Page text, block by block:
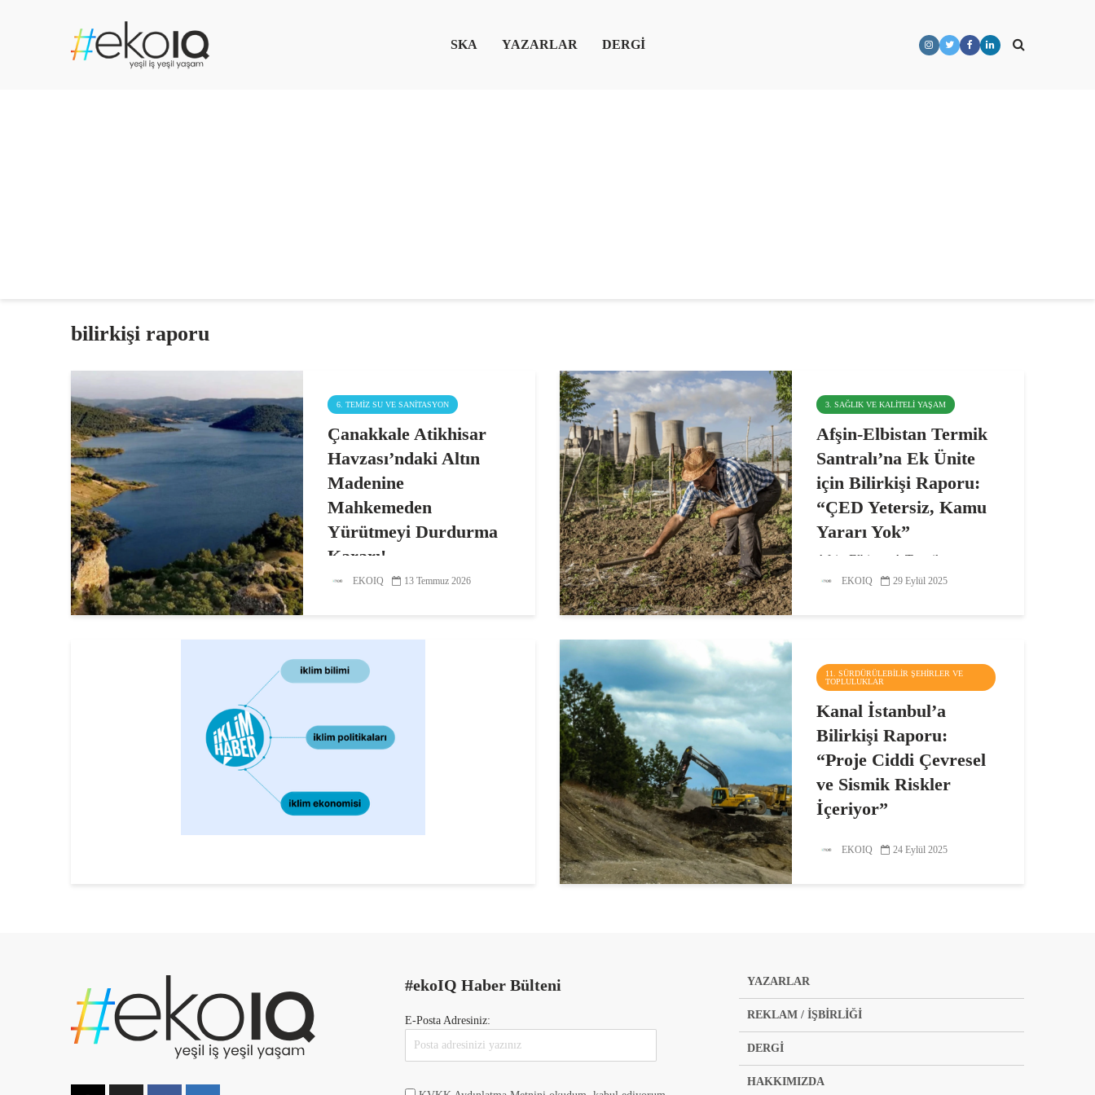
SKA YAZARLAR DERGİ
bilirkişi raporu
6. TEMIZ SU VE SANITASYON
Çanakkale Atikhisar
Havzası’ndaki Altın
Madenine
Mahkemeden
Yürütmeyi Durdurma
Kararı!
Çanakkale 2. İdare Mahkemesi,
kaynağı olan Atikhisar Barajı su
istediği altın madeni projesine
EKOIQ 13 Temmuz 2026
3. SAĞLIK VE KALITELI YAŞAM
Afşin-Elbistan Termik
Santralı’na Ek Ünite
için Bilirkişi Raporu:
“ÇED Yetersiz, Kamu
Yararı Yok”
Afşin-Elbistan A Termik
Santralı’na yapılması planlanan iki
sağlığını korumada yetersiz...
EKOIQ 29 Eylül 2025
11. SÜRDÜRÜLEBILIR ŞEHIRLER VE
TOPLULUKLAR
Kanal İstanbul’a
Bilirkişi Raporu:
“Proje Ciddi Çevresel
ve Sismik Riskler
İçeriyor”
“ÇED olumlu” kararına karşı açılan
EKOIQ 24 Eylül 2025
#ekoIQ Haber Bülteni
E-Posta Adresiniz:
YAZARLAR
REKLAM / İŞBİRLİĞİ
DERGİ
HAKKIMIZDA